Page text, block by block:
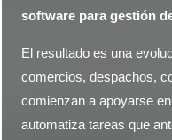
software para gestión
El resultado es una
comercios, despachos,
comienzan a apoyarse
automatiza tareas que